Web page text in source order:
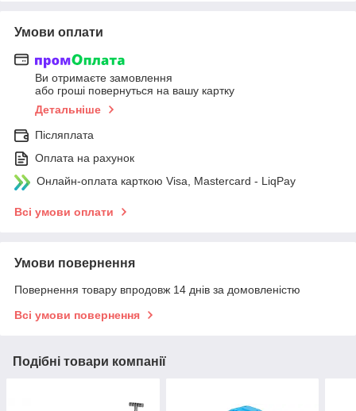
Умови оплати
Ви отримаєте замовлення
або гроші повернуться на вашу картку
Детальніше
Післяплата
Оплата на рахунок
Онлайн-оплата карткою Visa, Mastercard - LiqPay
Всі умови оплати
Умови повернення
Повернення товару впродовж 14 днів за домовленістю
Всі умови повернення
Подібні товари компанії